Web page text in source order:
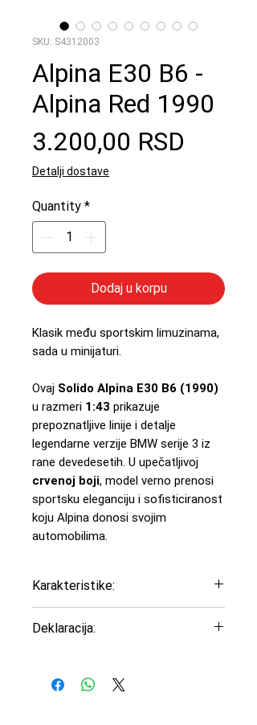
SKU: S4312003
Alpina E30 B6 -
Alpina Red 1990
3.200,00 RSD
Detalji dostave
Quantity *
Dodaj u korpu
Klasik među sportskim limuzinama,
sada u minijaturi.
Ovaj Solido Alpina E30 B6 (1990)
u razmeri 1:43 prikazuje
prepoznatljive linije i detalje
legendarne verzije BMW serije 3 iz
rane devedesetih. U upečatljivoj
crvenoj boji, model verno prenosi
sportsku eleganciju i sofisticiranost
koju Alpina donosi svojim
automobilima.
Karakteristike:
Godina: 1990
Materijal: Diecast metal sa
Deklaracija:
d.o.o